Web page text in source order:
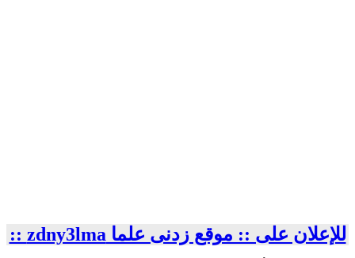
للإعلان على :: موقع زدنى علما zdny3lma ::